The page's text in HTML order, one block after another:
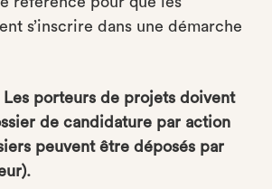
s’inscrire dans une démarche
Les porteurs de projets doivent
de candidature par action
peuvent être déposés par